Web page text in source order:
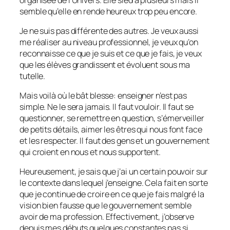
semble qu’elle en rende heureux trop peu encore.
Je ne suis pas différente des autres. Je veux aussi
me réaliser au niveau professionnel, je veux qu’on
reconnaisse ce que je suis et ce que je fais, je veux
que les élèves grandissent et évoluent sous ma
tutelle.
Mais voilà où le bât blesse: enseigner n’est pas
simple. Ne le sera jamais. Il faut vouloir. Il faut se
questionner, se remettre en question, s’émerveiller
de petits détails, aimer les êtres qui nous font face
et les respecter. Il faut des gens et un gouvernement
qui croient en nous et nous supportent.
Heureusement, je sais que j’ai un certain pouvoir sur
le contexte dans lequel j’enseigne. Cela fait en sorte
que je continue de croire en ce que je fais malgré la
vision bien fausse que le gouvernement semble
avoir de ma profession. Effectivement, j’observe